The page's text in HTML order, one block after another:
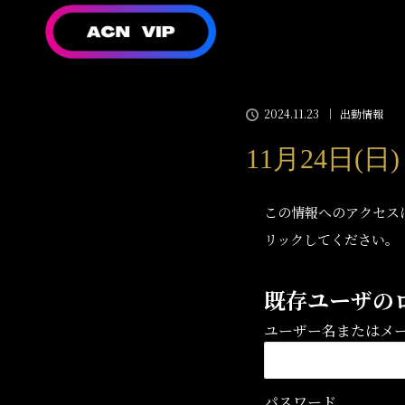
2024.11.23 出勤情報
11月24日(
この情報へのアクセ
リックしてください。
既存ユーザの
ユーザー名またはメ